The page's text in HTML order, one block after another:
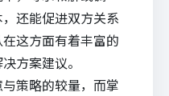
还能促进双方关系
这方面有着丰富的
方案建议。
策略的较量，而掌